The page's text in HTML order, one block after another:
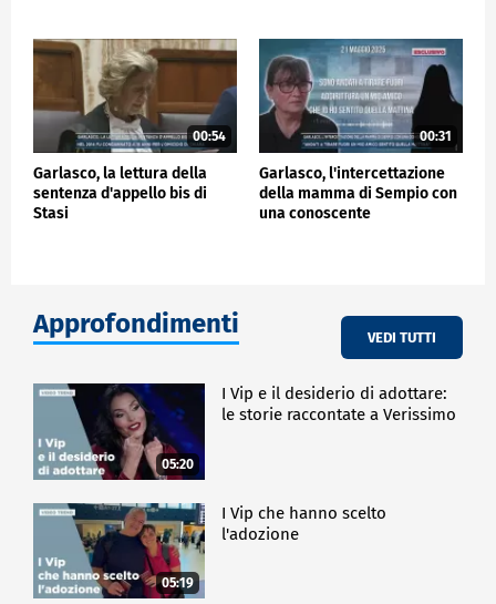
00:54
Garlasco, la lettura della
sentenza d'appello bis di
Stasi
00:31
Garlasco, l'intercettazione
della mamma di Sempio con
una conoscente
Approfondimenti VEDI TUTTI
05:20
I Vip e il desiderio di adottare:
le storie raccontate a Verissimo
05:19
I Vip che hanno scelto
l'adozione